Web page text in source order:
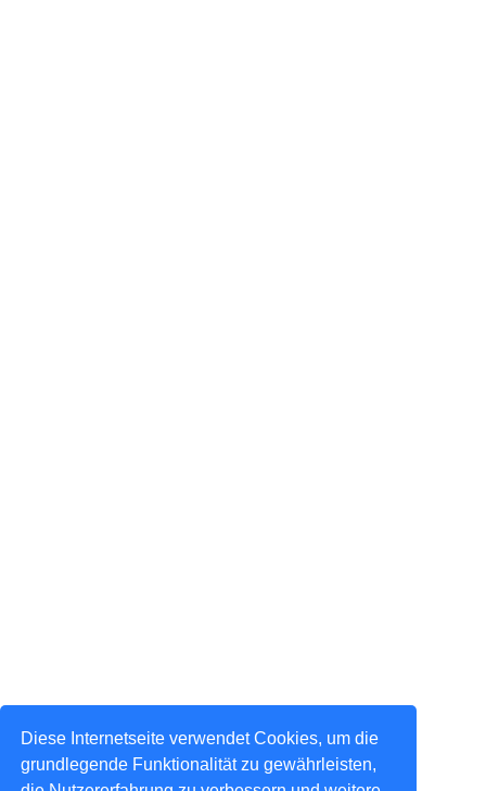
Diese Internetseite verwendet Cookies, um die
grundlegende Funktionalität zu gewährleisten,